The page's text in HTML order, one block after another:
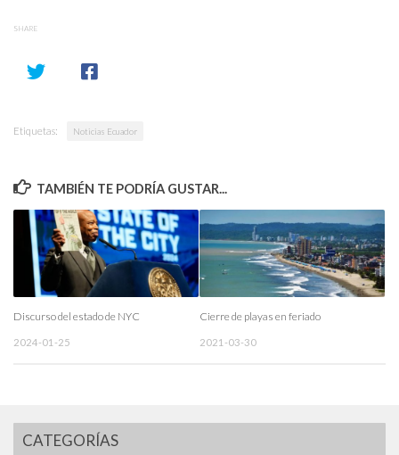
SHARE
Etiquetas: Noticias Ecuador
TAMBIÉN TE PODRÍA GUSTAR...
Discurso del estado de NYC
2024-01-25
Cierre de playas en feriado
2021-03-30
CATEGORÍAS